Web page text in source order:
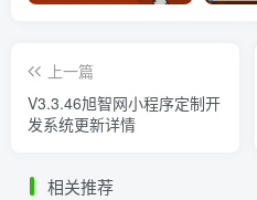
上一篇
V3.3.46旭智网小程序定制开
发系统更新详情
相关推荐